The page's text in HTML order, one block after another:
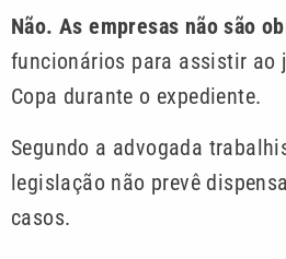
Não. As empresas não são
funcionários para assistir ao
Copa durante o expediente.
Segundo a advogada
legislação não prevê
casos.